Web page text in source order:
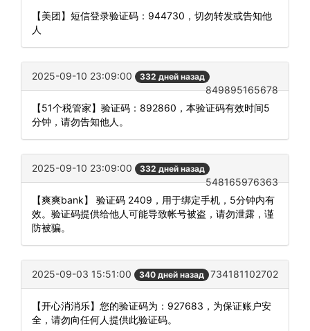
【美团】短信登录验证码：944730，切勿转发或告知他
人
2025-09-10 23:09:00 332 дней назад
849895165678
【51个税管家】验证码：892860，本验证码有效时间5
分钟，请勿告知他人。
2025-09-10 23:09:00 332 дней назад
548165976363
【爽爽bank】 验证码 2409，用于绑定手机，5分钟内有
效。验证码提供给他人可能导致帐号被盗，请勿泄露，谨
防被骗。
2025-09-03 15:51:00 340 дней назад 734181102702
【开心消消乐】您的验证码为：927683，为保证账户安
全，请勿向任何人提供此验证码。